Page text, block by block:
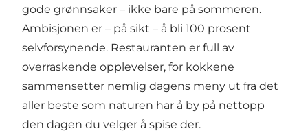
gode grønnsaker – ikke bare på sommeren.
Ambisjonen er – på sikt – å bli 100 prosent
selvforsynende. Restauranten er full av
overraskende opplevelser, for kokkene
sammensetter nemlig dagens meny ut fra det
aller beste som naturen har å by på nettopp
den dagen du velger å spise der.